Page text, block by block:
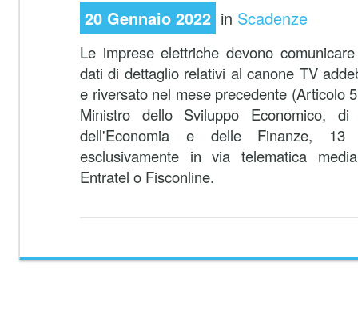
20 Gennaio 2022 in Scadenze
Le imprese elettriche devono
dati di dettaglio relativi al canone TV
e riversato nel mese precedente (Articolo
Ministro dello Sviluppo Economico,
dell'Economia e delle Finanze,
esclusivamente in via telematica
Entratel o Fisconline.